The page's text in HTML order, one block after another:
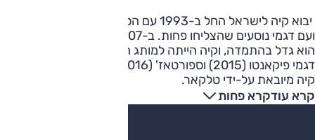
יבוא קיה לישראל החל ב-1993 עם הספורטאז' שנחל הצלחה
קיה מיובאת על-ידי טלקאר.
קרא עודקרא פחות